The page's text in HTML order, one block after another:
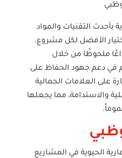
بأحدث التقنيات والمواد
الأفضل لكل مشروع.
ملحوظًا من خلال
في دعم جهود الحفاظ على
على العلامات الجمالية
والاستدامة، مما يجعلها
الحيوية في المشاريع